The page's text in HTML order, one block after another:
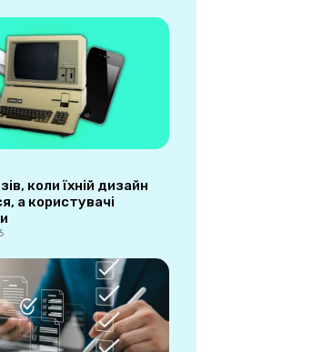
коли їхній дизайн
а користувачі